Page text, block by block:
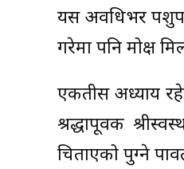
यस अवधिभर
गरेमा पनि मोक्ष
एकतीस अध्याय
श्रद्धापूर्वक
चिताएको पुग्ने